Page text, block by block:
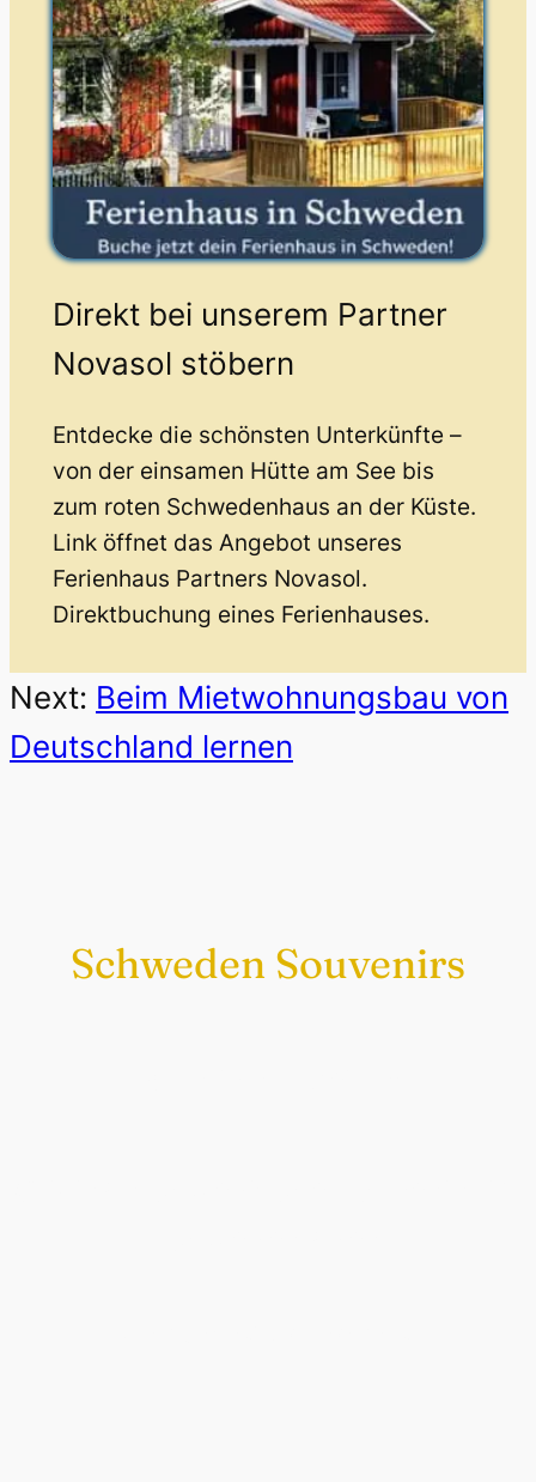
Direkt bei unserem Partner
Novasol stöbern
Entdecke die schönsten Unterkünfte –
von der einsamen Hütte am See bis
zum roten Schwedenhaus an der Küste.
Link öffnet das Angebot unseres
Ferienhaus Partners Novasol.
Direktbuchung eines Ferienhauses.
Next: Beim Mietwohnungsbau von
Deutschland lernen
Schweden Souvenirs